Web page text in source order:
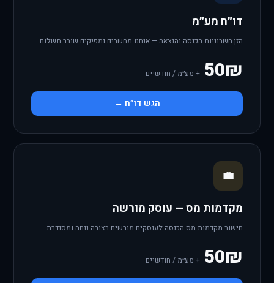
דו״ח מע״מ
הזן חשבוניות הכנסה והוצאה — אנחנו מחשבים ומפיקים שובר תשלום.
50₪ + מע״מ / חודשיים
הגש דו״ח ←
💼
מקדמות מס — עוסק מורשה
חישוב מקדמות מס הכנסה לעוסקים מורשים בצורה נוחה ומסודרת.
50₪ + מע״מ / חודשיים